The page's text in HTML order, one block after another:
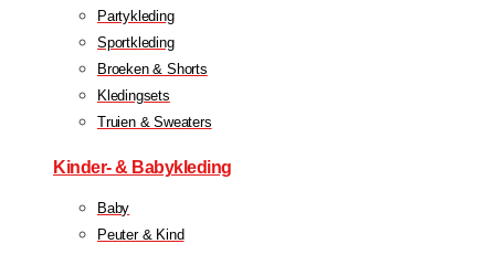
Partykleding
Sportkleding
Broeken & Shorts
Kledingsets
Truien & Sweaters
Kinder- & Babykleding
Baby
Peuter & Kind